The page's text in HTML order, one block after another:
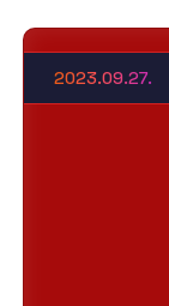
2023.09.27.